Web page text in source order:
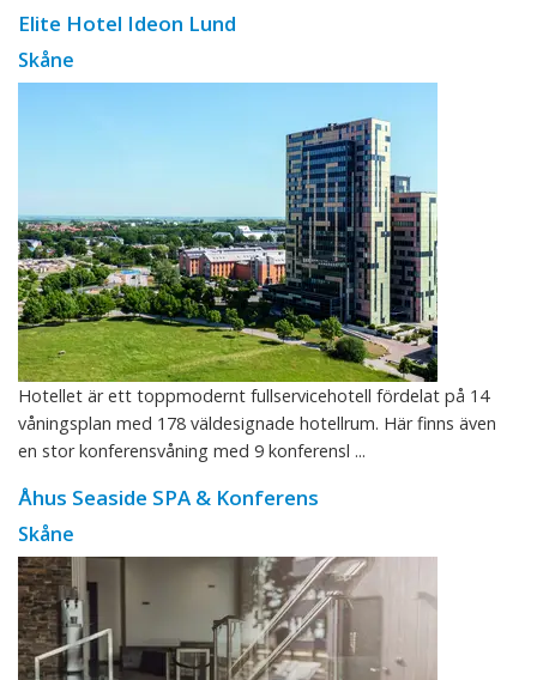
Elite Hotel Ideon Lund
Skåne
Hotellet är ett toppmodernt fullservicehotell fördelat på 14
våningsplan med 178 väldesignade hotellrum. Här finns även
en stor konferensvåning med 9 konferensl ...
Åhus Seaside SPA & Konferens
Skåne